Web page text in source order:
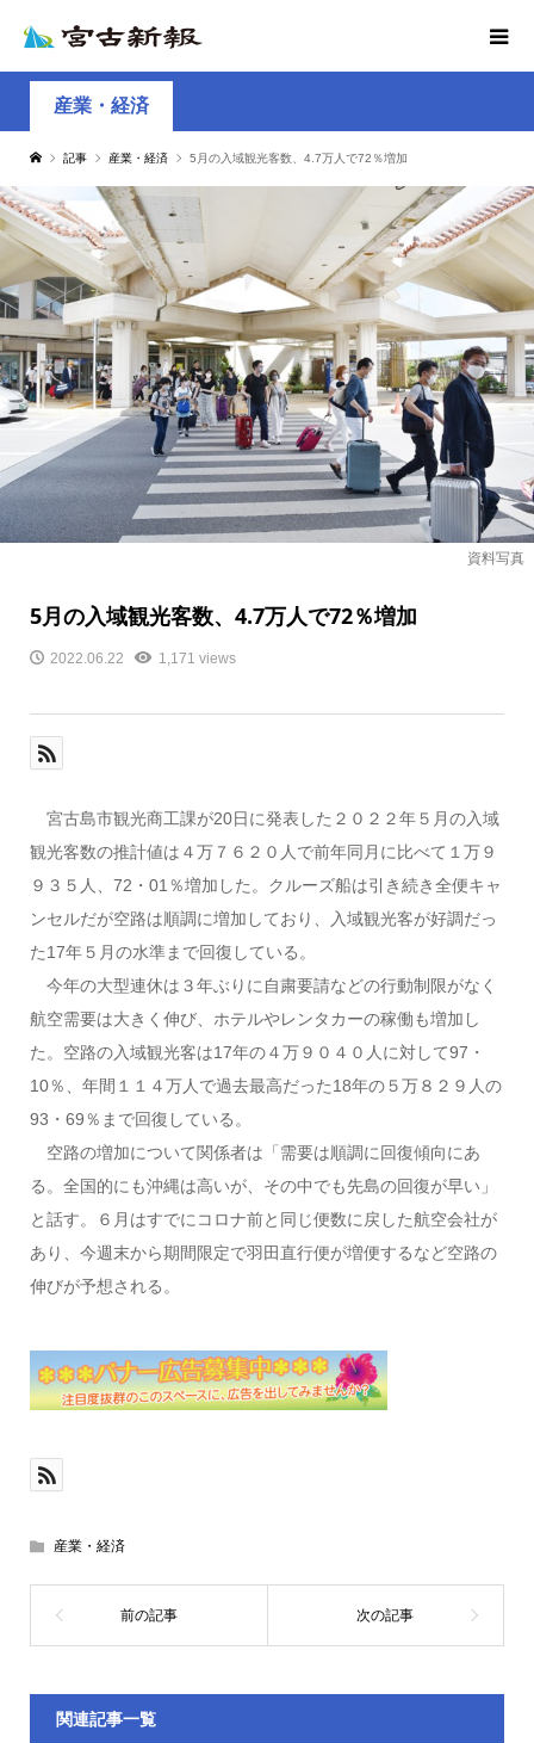
産業・経済
記事 産業・経済 5月の入域観光客数、4.7万人で72％増加
資料写真
5月の入域観光客数、4.7万人で72％増加
2022.06.22 1,171 views
宮古島市観光商工課が20日に発表した２０２２年５月の入域
観光客数の推計値は４万７６２０人で前年同月に比べて１万９
９３５人、72・01％増加した。クルーズ船は引き続き全便キャ
ンセルだが空路は順調に増加しており、入域観光客が好調だっ
た17年５月の水準まで回復している。
今年の大型連休は３年ぶりに自粛要請などの行動制限がなく
航空需要は大きく伸び、ホテルやレンタカーの稼働も増加し
た。空路の入域観光客は17年の４万９０４０人に対して97・
10％、年間１１４万人で過去最高だった18年の５万８２９人の
93・69％まで回復している。
空路の増加について関係者は「需要は順調に回復傾向にあ
る。全国的にも沖縄は高いが、その中でも先島の回復が早い」
と話す。６月はすでにコロナ前と同じ便数に戻した航空会社が
あり、今週末から期間限定で羽田直行便が増便するなど空路の
伸びが予想される。
産業・経済
関連記事一覧